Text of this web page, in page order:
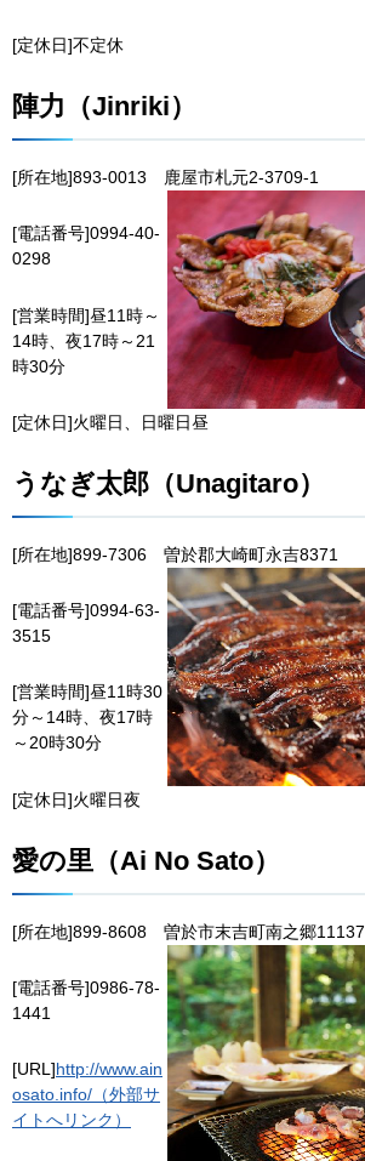
[定休日]不定休
陣力（Jinriki）
[所在地]893-0013 鹿屋市札元2-3709-1
[電話番号]0994-40-
0298
[営業時間]昼11時～
14時、夜17時～21
時30分
[定休日]火曜日、日曜日昼
うなぎ太郎（Unagitaro）
[所在地]899-7306 曽於郡大崎町永吉8371
[電話番号]0994-63-
3515
[営業時間]昼11時30
分～14時、夜17時
～20時30分
[定休日]火曜日夜
愛の里（Ai No Sato）
[所在地]899-8608 曽於市末吉町南之郷11137
[電話番号]0986-78-
1441
[URL]http://www.ain
osato.info/（外部サ
イトへリンク）